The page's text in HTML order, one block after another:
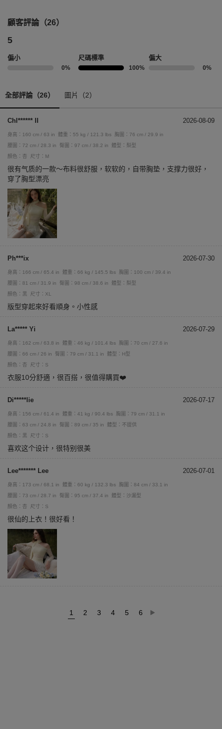
顧客評論（26）
5
偏小
0%
尺碼標準
100%
偏大
0%
全部評論（26） 圖片（2）
Chl****** II 2026-08-09
身高：160 cm / 63 in 體重：55 kg / 121.3 lbs
胸圍：76 cm / 29.9 in
腰圍：72 cm / 28.3 in
臀圍：97 cm / 38.2 in
體型：梨型
顏色：杏
尺寸：M
很有气质的一款～布料很舒服，软软的，自带胸垫，支撑力很好，
穿了胸型漂亮
Ph***ix 2026-07-30
身高：166 cm / 65.4 in 體重：66 kg / 145.5 lbs
胸圍：100 cm / 39.4 in
腰圍：81 cm / 31.9 in
臀圍：98 cm / 38.6 in
體型：梨型
顏色：黑
尺寸：XL
版型穿起來好看順身。小性感
La***** Yi 2026-07-29
身高：162 cm / 63.8 in 體重：46 kg / 101.4 lbs
胸圍：70 cm / 27.6 in
腰圍：66 cm / 26 in
臀圍：79 cm / 31.1 in
體型：H型
顏色：杏
尺寸：S
衣服10分舒適，很百搭，很值得購買❤️
Di*****lie 2026-07-17
身高：156 cm / 61.4 in 體重：41 kg / 90.4 lbs
胸圍：79 cm / 31.1 in
腰圍：63 cm / 24.8 in
臀圍：89 cm / 35 in
體型：不提供
顏色：黑
尺寸：S
喜欢这个设计，很特别很美
Lee******* Lee 2026-07-01
身高：173 cm / 68.1 in 體重：60 kg / 132.3 lbs
胸圍：84 cm / 33.1 in
腰圍：73 cm / 28.7 in
臀圍：95 cm / 37.4 in
體型：沙漏型
顏色：杏
尺寸：S
很仙的上衣！很好看！
1 2 3 4 5 6